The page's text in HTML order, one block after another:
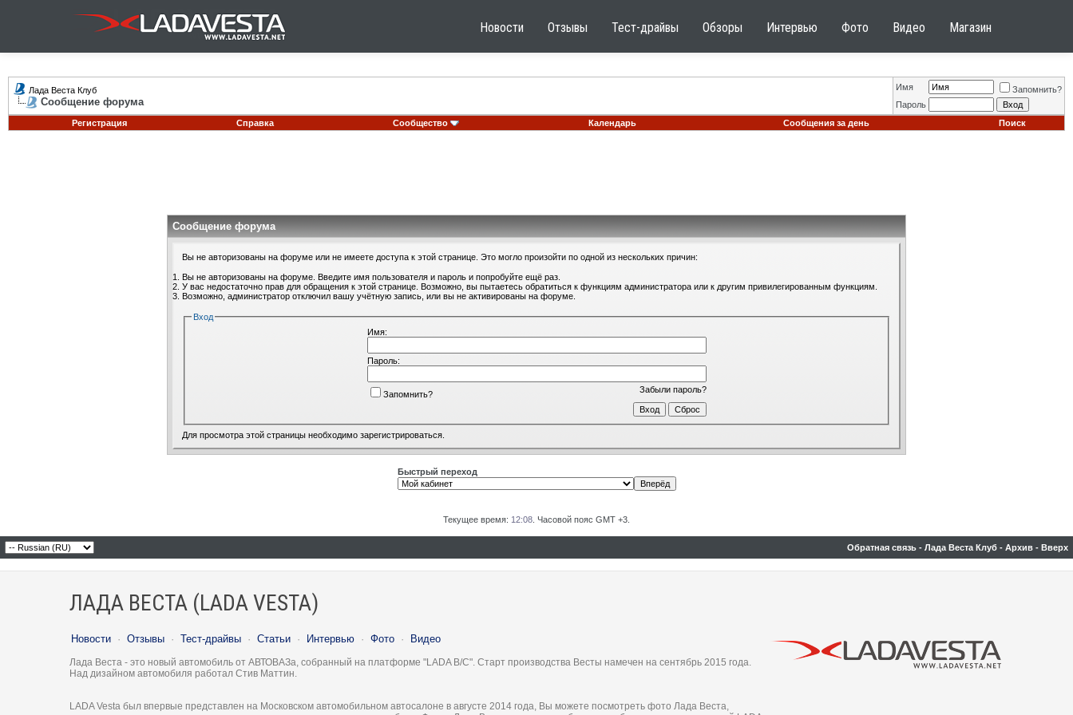
Новости Отзывы Тест-драйвы Обзоры Интервью Фото Видео Магазин
Лада Веста Клуб
Сообщение форума
Имя
Запомнить?
Пароль
Регистрация
Справка Сообщество Календарь Сообщения за день Поиск
Сообщение форума
Вы не авторизованы на форуме или не имеете доступа к этой странице. Это могло произойти по одной из нескольких причин:
Вы не авторизованы на форуме. Введите имя пользователя и пароль и попробуйте ещё раз.
У вас недостаточно прав для обращения к этой странице. Возможно, вы пытаетесь обратиться к функциям администратора или к другим привилегированным функциям.
Возможно, администратор отключил вашу учётную запись, или вы не активированы на форуме.
Вход
Имя:
Пароль:
Забыли пароль?
Запомнить?
Для просмотра этой страницы необходимо зарегистрироваться
Быстрый переход
Текущее время: 12:08 . Часовой пояс GMT +3.
Обратная связь - Лада Веста Клуб - Архив - Вверх
ЛАДА ВЕСТА (LADA VESTA)
Новости · Отзывы · Тест-драйвы · Статьи · Интервью · Фото · Видео
Лада Веста - это новый автомобиль от АВТОВАЗа, собранный на платформе "LADA B/C". Старт производства Весты намечен на сентябрь 2015 года.
Над дизайном автомобиля работал Стив Маттин.
LADA Vesta был впервые представлен на Московском автомобильном автосалоне в августе 2014 года, Вы можете посмотреть фото Лада Веста,